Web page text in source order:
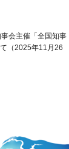
会主催「全国知事
（2025年11月26